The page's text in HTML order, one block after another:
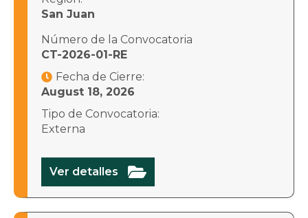
San Juan
Número de la Convocatoria
CT-2026-01-RE
 Fecha de Cierre:
August 18, 2026
Tipo de Convocatoria:
Externa
Ver detalles 